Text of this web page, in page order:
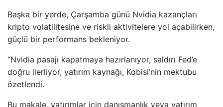
Başka bir yerde, Çarşamba günü Nvidia kazançları
kripto volatilitesine ve riskli aktivitelere yol açabilirken,
güçlü bir performans bekleniyor.
“Nvidia pasajı kapatmaya hazırlanıyor, saldırı Fed’e
doğru ilerliyor, yatırım kaynağı, Kobisi’nin mektubu
özetlendi.
Bu makale, yatırımlar için danışmanlık veya yatırım